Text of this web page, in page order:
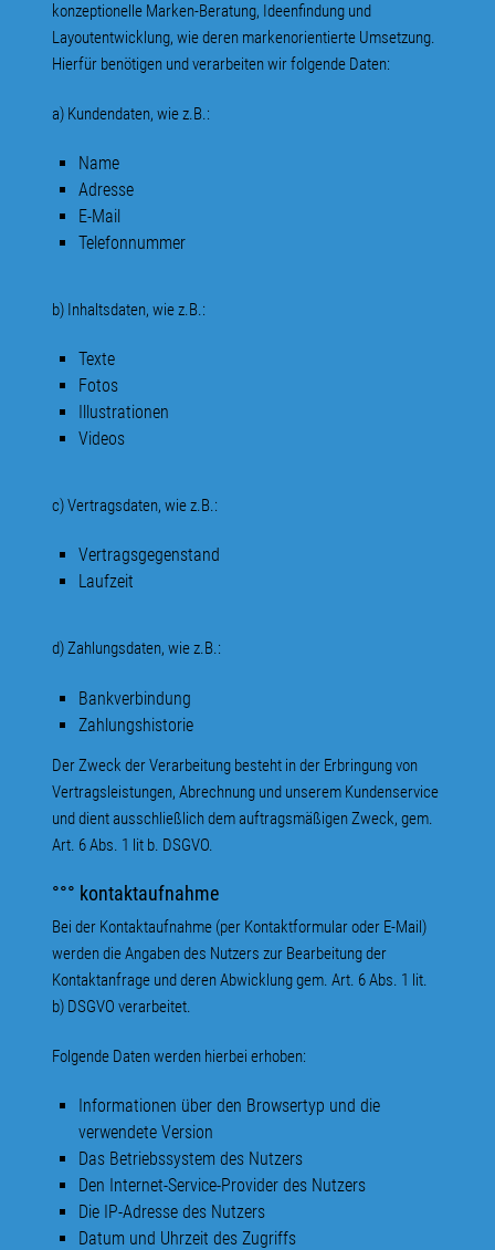
konzeptionelle Marken-Beratung, Ideenfindung und
Layoutentwicklung, wie deren marken­orientierte Umsetzung.
Hierfür benötigen und verarbeiten wir folgende Daten:
a) Kundendaten, wie z.B.:
Name
Adresse
E-Mail
Telefonnummer
b) Inhaltsdaten, wie z.B.:
Texte
Fotos
Illustrationen
Videos
c) Vertragsdaten, wie z.B.:
Vertragsgegenstand
Laufzeit
d) Zahlungsdaten, wie z.B.:
Bankverbindung
Zahlungshistorie
Der Zweck der Verarbeitung besteht in der Erbringung von
Vertragsleistungen, Abrechnung und unserem Kundenservice
und dient ausschließlich dem auftragsmäßigen Zweck, gem.
Art. 6 Abs. 1 lit b. DSGVO.
°°° kontaktaufnahme
Bei der Kontaktaufnahme (per Kontaktformular oder E-Mail)
werden die Angaben des Nutzers zur Bearbeitung der
Kontaktanfrage und deren Abwicklung gem. Art. 6 Abs. 1 lit.
b) DSGVO verarbeitet.
Folgende Daten werden hierbei erhoben:
Informationen über den Browsertyp und die
verwendete Version
Das Betriebssystem des Nutzers
Den Internet-Service-Provider des Nutzers
Die IP-Adresse des Nutzers
Datum und Uhrzeit des Zugriffs